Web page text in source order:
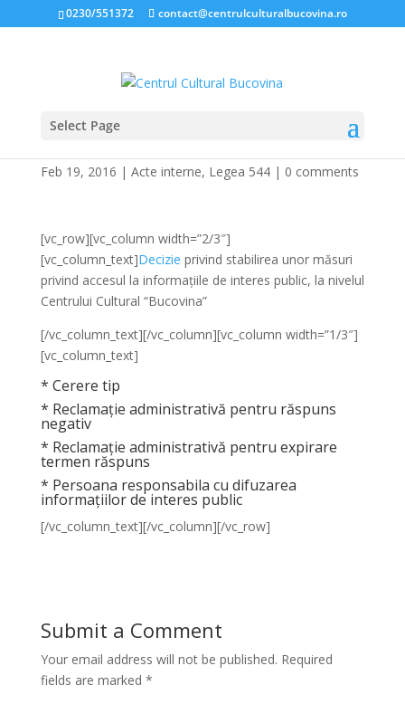
0230/551372 contact@centrulculturalbucovina.ro
Select Page
Legea 544/2001
Feb 19, 2016 | Acte interne, Legea 544| 0 comments
[vc_row][vc_column width=”2/3″]
[vc_column_text]Decizie privind stabilirea unor măsuri
privind accesul la informațiile de interes public, la nivelul
Centrului Cultural “Bucovina”
[/vc_column_text][/vc_column][vc_column width=”1/3″]
[vc_column_text]
* Cerere tip
* Reclamație administrativă pentru răspuns
negativ
* Reclamație administrativă pentru expirare
termen răspuns
* Persoana responsabila cu difuzarea
informațiilor de interes public
[/vc_column_text][/vc_column][/vc_row]
Submit a Comment
Your email address will not be published. Required
fields are marked *